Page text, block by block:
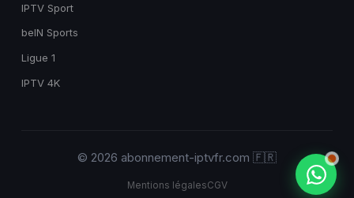
IPTV Sport
beIN Sports
Ligue 1
IPTV 4K
© 2026 abonnement-iptvfr.com 🇫🇷
Mentions légalesCGV